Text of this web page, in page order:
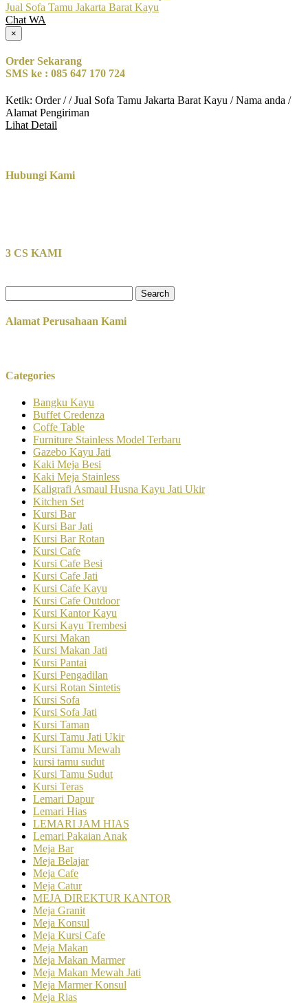
Jual Sofa Tamu Jakarta Barat Kayu
Chat WA
×
Order Sekarang
SMS ke : 085 647 170 724
Ketik: Order / / Jual Sofa Tamu Jakarta Barat Kayu / Nama anda /
Alamat Pengiriman
Lihat Detail
Hubungi Kami
3 CS KAMI
for:
Alamat Perusahaan Kami
Categories
Bangku Kayu
Buffet Credenza
Coffe Table
Furniture Stainless Model Terbaru
Gazebo Kayu Jati
Kaki Meja Besi
Kaki Meja Stainless
Kaligrafi Asmaul Husna Kayu Jati Ukir
Kitchen Set
Kursi Bar
Kursi Bar Jati
Kursi Bar Rotan
Kursi Cafe
Kursi Cafe Besi
Kursi Cafe Jati
Kursi Cafe Kayu
Kursi Cafe Outdoor
Kursi Kantor Kayu
Kursi Kayu Trembesi
Kursi Makan
Kursi Makan Jati
Kursi Pantai
Kursi Pengadilan
Kursi Rotan Sintetis
Kursi Sofa
Kursi Sofa Jati
Kursi Taman
Kursi Tamu Jati Ukir
Kursi Tamu Mewah
kursi tamu sudut
Kursi Tamu Sudut
Kursi Teras
Lemari Dapur
Lemari Hias
LEMARI JAM HIAS
Lemari Pakaian Anak
Meja Bar
Meja Belajar
Meja Cafe
Meja Catur
MEJA DIREKTUR KANTOR
Meja Granit
Meja Konsul
Meja Kursi Cafe
Meja Makan
Meja Makan Marmer
Meja Makan Mewah Jati
Meja Marmer Konsul
Meja Rias